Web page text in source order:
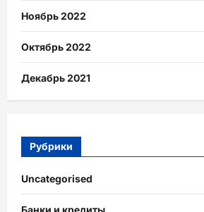
Ноябрь 2022
Октябрь 2022
Декабрь 2021
Рубрики
Uncategorised
Банки и кредиты